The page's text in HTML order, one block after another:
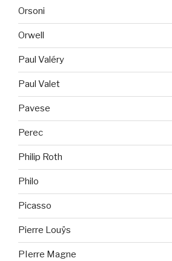
Orsoni
Orwell
Paul Valéry
Paul Valet
Pavese
Perec
Philip Roth
Philo
Picasso
Pierre Louÿs
PIerre Magne